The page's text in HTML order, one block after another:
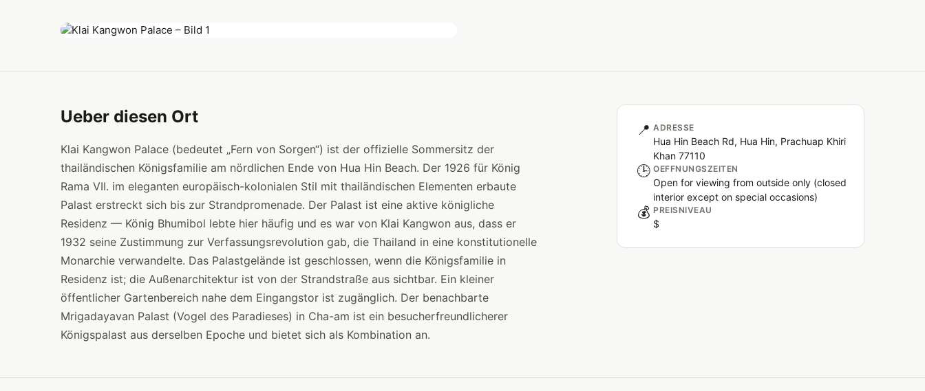
Ueber diesen Ort
Klai Kangwon Palace (bedeutet „Fern von Sorgen“) ist der offizielle Sommersitz der
thailändischen Königsfamilie am nördlichen Ende von Hua Hin Beach. Der 1926 für König
Rama VII. im eleganten europäisch-kolonialen Stil mit thailändischen Elementen erbaute
Palast erstreckt sich bis zur Strandpromenade. Der Palast ist eine aktive königliche
Residenz — König Bhumibol lebte hier häufig und es war von Klai Kangwon aus, dass er
1932 seine Zustimmung zur Verfassungsrevolution gab, die Thailand in eine konstitutionelle
Monarchie verwandelte. Das Palastgelände ist geschlossen, wenn die Königsfamilie in
Residenz ist; die Außenarchitektur ist von der Strandstraße aus sichtbar. Ein kleiner
öffentlicher Gartenbereich nahe dem Eingangstor ist zugänglich. Der benachbarte
Mrigadayavan Palast (Vogel des Paradieses) in Cha-am ist ein besucherfreundlicherer
Königspalast aus derselben Epoche und bietet sich als Kombination an.
📍 ADRESSE
Hua Hin Beach Rd, Hua Hin, Prachuap Khiri
Khan 77110
🕒 OEFFNUNGSZEITEN
Open for viewing from outside only (closed
interior except on special occasions)
💰 PREISNIVEAU
$